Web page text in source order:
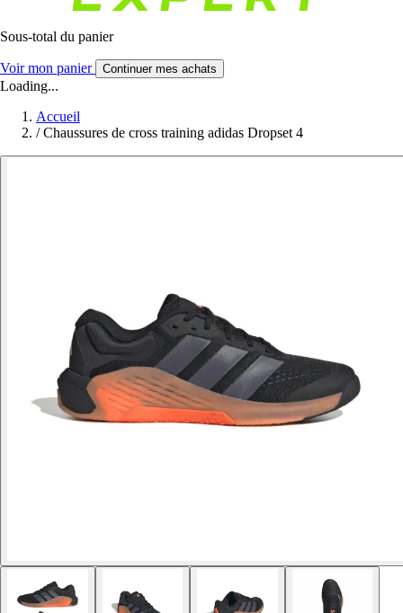
Sous-total du panier
Voir mon panier Continuer mes achats
Loading...
Accueil
/ Chaussures de cross training adidas Dropset 4